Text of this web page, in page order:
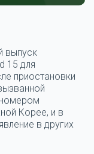
выпуск
15 для
приостановки
Корее, и в
в других